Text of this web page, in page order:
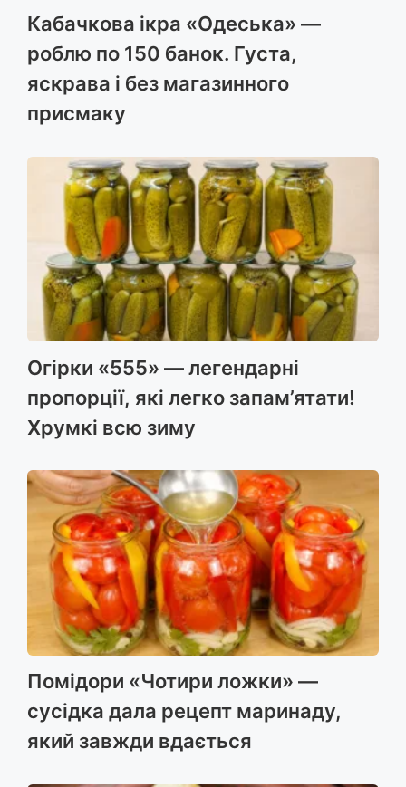
Кабачкова ікра «Одеська» —
роблю по 150 банок. Густа,
яскрава і без магазинного
присмаку
Огірки «555» — легендарні
пропорції, які легко запам’ятати!
Хрумкі всю зиму
Помідори «Чотири ложки» —
сусідка дала рецепт маринаду,
який завжди вдається